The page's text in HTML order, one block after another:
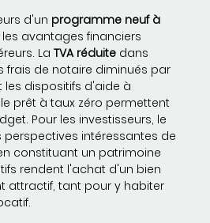
d'un programme neuf à
avantages financiers
La TVA réduite dans
frais de notaire diminués par
les dispositifs d'aide à
prêt à taux zéro permettent
Pour les investisseurs, le
perspectives intéressantes de
constituant un patrimoine
rendent l'achat d'un bien
attractif, tant pour y habiter